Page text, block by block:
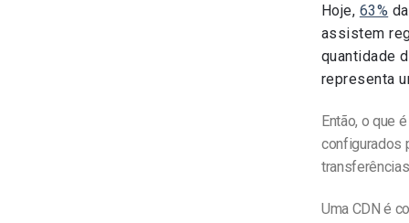
Hoje, 63%
assistem
quantidade
representa
Então, o que
configurados
Uma CDN é